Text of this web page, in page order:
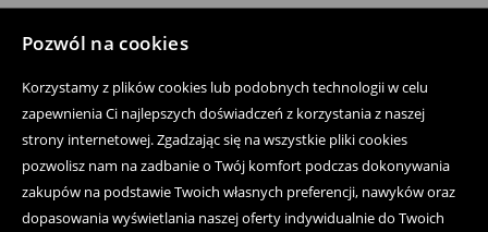
Pozwól na cookies
Korzystamy z plików cookies lub podobnych technologii w celu
zapewnienia Ci najlepszych doświadczeń z korzystania z naszej
strony internetowej. Zgadzając się na wszystkie pliki cookies
pozwolisz nam na zadbanie o Twój komfort podczas dokonywania
zakupów na podstawie Twoich własnych preferencji, nawyków oraz
dopasowania wyświetlania naszej oferty indywidualnie do Twoich